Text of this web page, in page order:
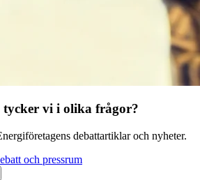
tycker vi i olika frågor?
debattartiklar och nyheter.
och pressrum